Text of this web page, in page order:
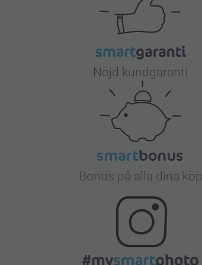
Nöjd kundgaranti
Bonus på alla dina köp